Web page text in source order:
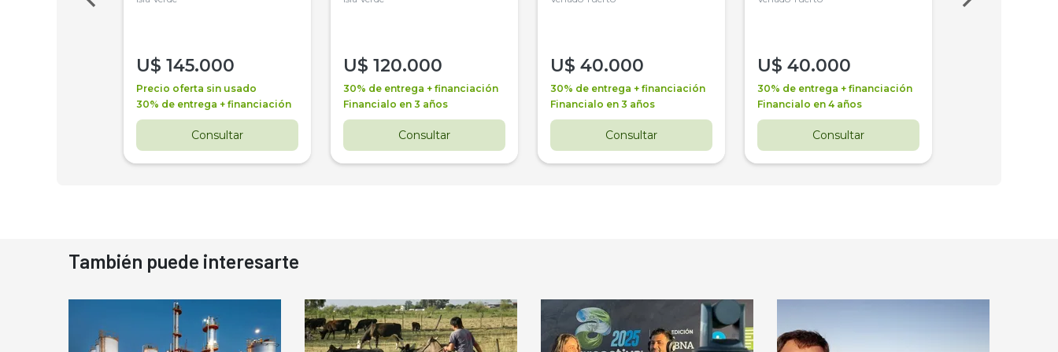
U$ 145.000
Precio oferta sin usado
30% de entrega + financiación
Consultar
U$ 120.000
30% de entrega + financiación
Financialo en 3 años
Consultar
U$ 40.000
30% de entrega + financiación
Financialo en 3 años
Consultar
U$ 40.000
30% de entrega + financiación
Financialo en 4 años
Consultar
También puede interesarte